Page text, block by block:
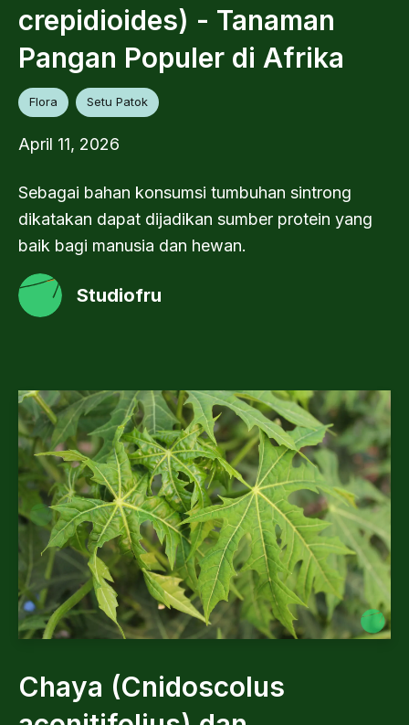
crepidioides) - Tanaman
Pangan Populer di Afrika
Flora Setu Patok
April 11, 2026
Sebagai bahan konsumsi tumbuhan sintrong
dikatakan dapat dijadikan sumber protein yang
baik bagi manusia dan hewan.
Studiofru
Chaya (Cnidoscolus